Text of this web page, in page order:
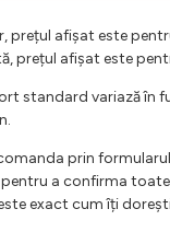
prețul afișat este
prețul afișat este
standard variază în
prin
pentru a confirma
exact cum îți